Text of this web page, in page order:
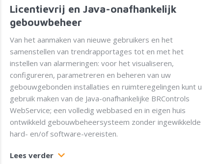
Licentievrij en Java-onafhankelijk
gebouwbeheer
Van het aanmaken van nieuwe gebruikers en het
samenstellen van trendrapportages tot en met het
instellen van alarmeringen: voor het visualiseren,
configureren, parametreren en beheren van uw
gebouwgebonden installaties en ruimteregelingen kunt u
gebruik maken van de Java-onafhankelijke BRControls
WebService; een volledig webbased en in eigen huis
ontwikkeld gebouwbeheersysteem zonder ingewikkelde
hard- en/of software-vereisten.
Lees verder